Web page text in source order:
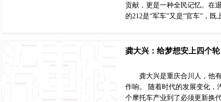
贡献，更是一种全民记忆。在
的212是“军车”又是“官车”，
龚大兴：给梦想安上四个轮
龚大兴是重庆合川人，他
作响。 随着时代的发展变化，
个摩托车产业到了必须更新